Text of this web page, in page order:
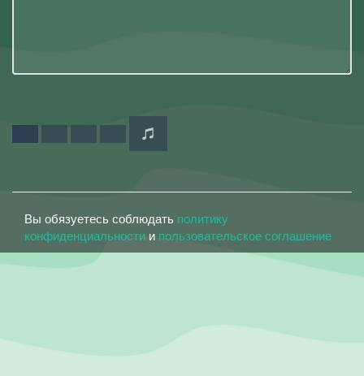
Вы обязуетесь соблюдать политику
конфиденциальности и пользовательское соглашение